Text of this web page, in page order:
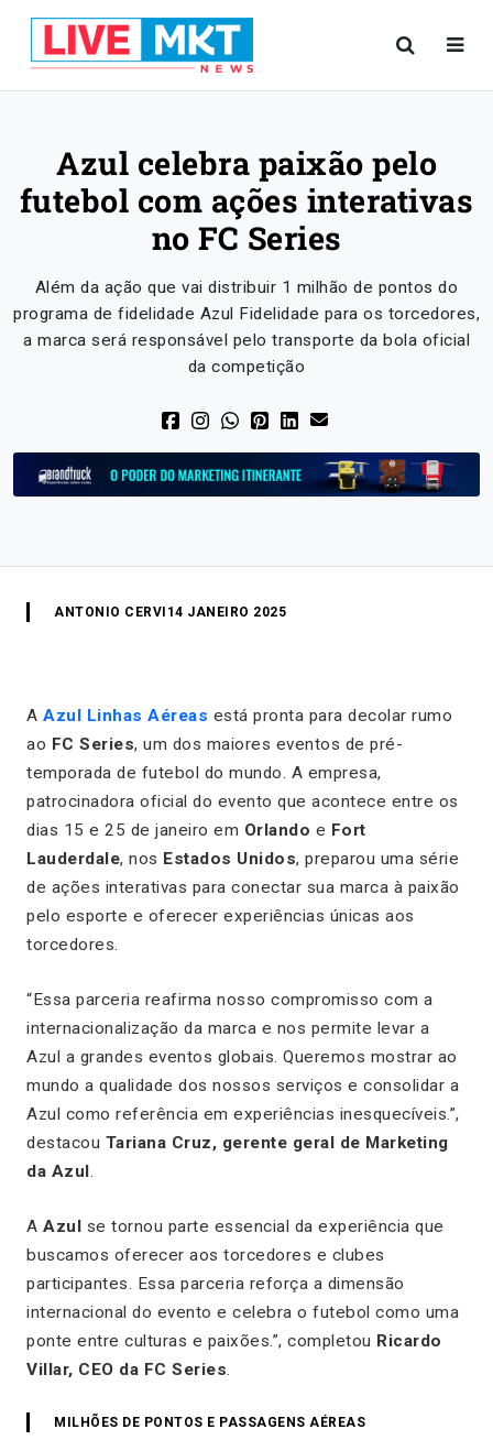
Azul celebra paixão pelo
futebol com ações interativas
no FC Series
Além da ação que vai distribuir 1 milhão de pontos do
programa de fidelidade Azul Fidelidade para os torcedores,
a marca será responsável pelo transporte da bola oficial
da competição
ANTONIO CERVI 14 JANEIRO 2025
A Azul Linhas Aéreas está pronta para decolar rumo
ao FC Series, um dos maiores eventos de pré-
temporada de futebol do mundo. A empresa,
patrocinadora oficial do evento que acontece entre os
dias 15 e 25 de janeiro em Orlando e Fort
Lauderdale, nos Estados Unidos, preparou uma série
de ações interativas para conectar sua marca à paixão
pelo esporte e oferecer experiências únicas aos
torcedores.
“Essa parceria reafirma nosso compromisso com a
internacionalização da marca e nos permite levar a
Azul a grandes eventos globais. Queremos mostrar ao
mundo a qualidade dos nossos serviços e consolidar a
Azul como referência em experiências inesquecíveis.”,
destacou Tariana Cruz, gerente geral de Marketing
da Azul.
A Azul se tornou parte essencial da experiência que
buscamos oferecer aos torcedores e clubes
participantes. Essa parceria reforça a dimensão
internacional do evento e celebra o futebol como uma
ponte entre culturas e paixões.”, completou Ricardo
Villar, CEO da FC Series.
MILHÕES DE PONTOS E PASSAGENS AÉREAS